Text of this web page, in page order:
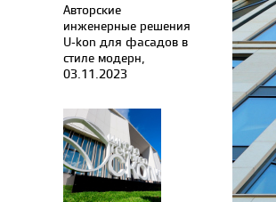
Авторские
инженерные решения
U-kon для фасадов в
стиле модерн,
03.11.2023